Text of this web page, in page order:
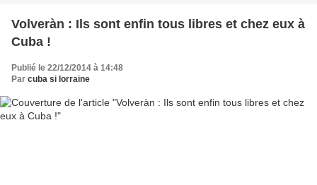
Volveràn : Ils sont enfin tous libres et chez eux à
Cuba !
Publié le 22/12/2014 à 14:48
Par cuba si lorraine